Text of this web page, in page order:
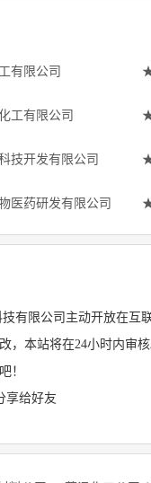
有限公司
工有限公司
技开发有限公司
医药研发有限公司
有限公司主动开放在互
本站将在24小时内审核
！
享给好友